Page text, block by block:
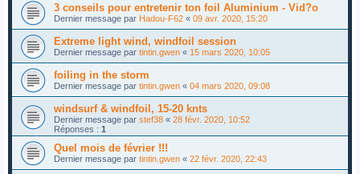
3 conseils pour entretenir ton foil Aluminium - Vid?o
Dernier message par Hadou-F62 « 09 avr. 2020, 15:20
Extreme light wind, windfoil session
Dernier message par tintin.gwen « 15 mars 2020, 10:05
foiling in the storm
Dernier message par tintin.gwen « 04 mars 2020, 09:08
windsurf & windfoil, 15-20 knts
Dernier message par stef38 « 28 févr. 2020, 10:52
Réponses : 1
Quel mois de février !!!
Dernier message par tintin.gwen « 22 févr. 2020, 22:43